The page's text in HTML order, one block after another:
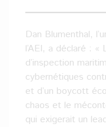
Dan Blumenthal,
l’AEI, a déclaré : «
d’inspection
cybernétiques
et d’un boycott
chaos et le
qui exigerait un